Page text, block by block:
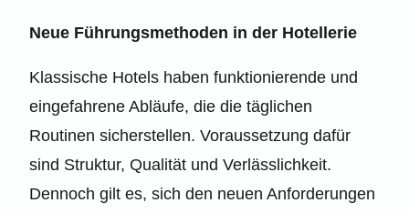
Neue Führungsmethoden in der Hotellerie
Klassische Hotels haben funktionierende und
eingefahrene Abläufe, die die täglichen
Routinen sicherstellen. Voraussetzung dafür
sind Struktur, Qualität und Verlässlichkeit.
Dennoch gilt es, sich den neuen Anforderungen